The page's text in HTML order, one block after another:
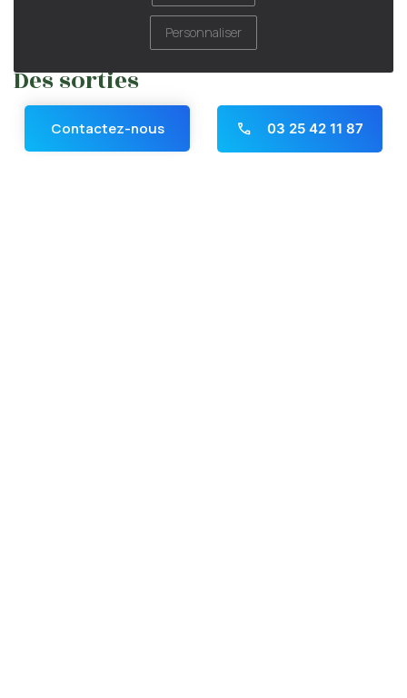
Des sorties
Nous attachons une grande importance aux sorties qui
sont proposées en fonction du temps et des souhaits des
Contactez-nous 03 25 42 11 87
Personnaliser